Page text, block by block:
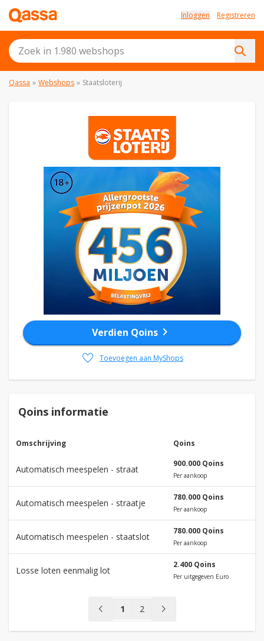
Inloggen Registreren
Qassa » Webshops » Staatsloterij
Verdien Qoins chevron_right
favorite
Toevoegen aan MyShops
Qoins informatie
Omschrijving Qoins
Automatisch meespelen - straat
900.000 Qoins
Per aankoop
Automatisch meespelen - straatje
780.000 Qoins
Per aankoop
Automatisch meespelen - staatslot
780.000 Qoins
Per aankoop
Losse loten eenmalig lot
2.400 Qoins
Per uitgegeven Euro
chevron_left 1 2 chevron_right